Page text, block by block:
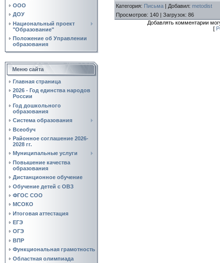
ООО
ДОУ
Национальный проект
"Образование"
Положение об Управлении
образования
Меню сайта
Главная страница
2026 - Год единства народов
России
Год дошкольного
образования
Система образования
Всеобуч
Районное соглашение 2026-
2028 гг.
Муниципальные услуги
Повышение качества
образования
Дистанционное обучение
Обучение детей с ОВЗ
ФГОС СОО
МСОКО
Итоговая аттестация
ЕГЭ
ОГЭ
ВПР
Функциональная грамотность
Областная олимпиада
Категория: Письма | Добавил: metodist
Просмотров: 140 | Загрузок: 86
Добавлять комментарии
[